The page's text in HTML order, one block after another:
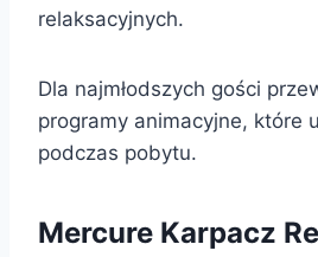
relaksacyjnych.
Dla najmłodszych gości
programy animacyjne, które
podczas pobytu.
Mercure Karpacz